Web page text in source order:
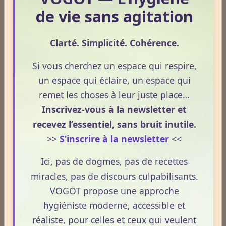
Newsletter #311 - mai 2026
Newsletter #310 - avril 2026
Newsletter #309 - mars 2026
ESPACE PUBLICITAIRE
Emplacement disponible
tarifs.
de vie sans agitation
Clarté. Simplicité. Cohérence.
Si vous cherchez un espace qui respire,
un espace qui éclaire, un espace qui
remet les choses à leur juste place…
Inscrivez-vous à la newsletter et
recevez l’essentiel, sans bruit inutile.
>> S’inscrire à la newsletter <<
Ici, pas de dogmes, pas de recettes
miracles, pas de discours culpabilisants.
VOGOT propose une approche
hygiéniste moderne, accessible et
réaliste, pour celles et ceux qui veulent